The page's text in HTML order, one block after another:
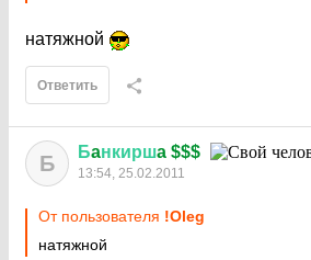
натяжной
Ответить
Б Бaнкиршa $$$
13:54, 25.02.2011
От пользователя !Oleg
натяжной